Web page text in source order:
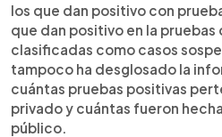
los que dan positivo con
que dan positivo en la pruebas
clasificadas como casos
tampoco ha desglosado la
cuántas pruebas positivas
privado y cuántas fueron
público.